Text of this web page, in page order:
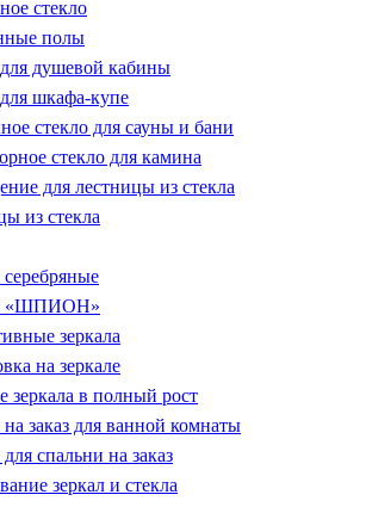
стекло
полы
душевой кабины
шкафа-купе
стекло для сауны и бани
стекло для камина
для лестницы из стекла
из стекла
серебряные
«ШПИОН»
зеркала
на зеркале
зеркала в полный рост
на заказ для ванной комнаты
для спальни на заказ
зеркал и стекла